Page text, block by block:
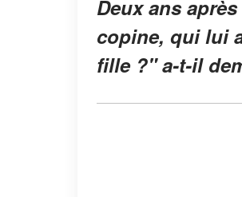
Deux ans
copine, qui lui
fille ?" a-t-il